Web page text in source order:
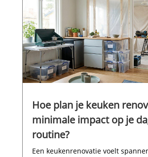
Hoe plan je keuken
minimale impact op je
routine?
Een keukenrenovatie voelt